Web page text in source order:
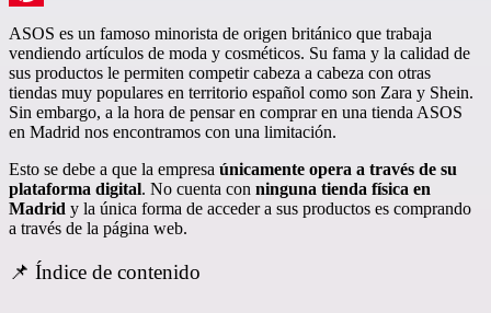
Pinterest
ASOS es un famoso minorista de origen británico que trabaja
vendiendo artículos de moda y cosméticos. Su fama y la calidad de
sus productos le permiten competir cabeza a cabeza con otras
tiendas muy populares en territorio español como son Zara y Shein.
Sin embargo, a la hora de pensar en comprar en una tienda ASOS
en Madrid nos encontramos con una limitación.
Esto se debe a que la empresa únicamente opera a través de su
plataforma digital. No cuenta con ninguna tienda física en
Madrid y la única forma de acceder a sus productos es comprando
a través de la página web.
📌 Índice de contenido